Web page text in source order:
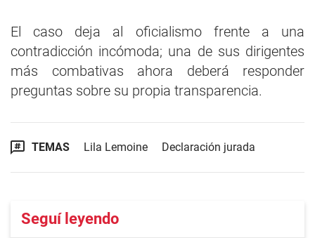
El caso deja al oficialismo frente a una
contradicción incómoda; una de sus dirigentes
más combativas ahora deberá responder
preguntas sobre su propia transparencia.
TEMAS Lila Lemoine Declaración jurada
Seguí leyendo